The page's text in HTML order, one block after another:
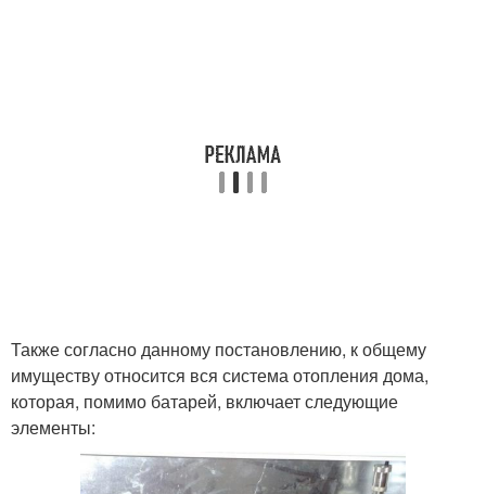
Также согласно данному постановлению, к общему
имуществу относится вся система отопления дома,
которая, помимо батарей, включает следующие
элементы: